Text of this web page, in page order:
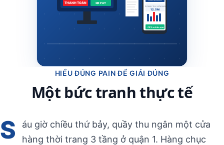
THANH TOÁN QR PAY
DOANH THU HÔM NAY
12.5M
+18% vs hôm qua
HIỂU ĐÚNG PAIN ĐỂ GIẢI ĐÚNG
Một bức tranh thực tế
S
áu giờ chiều thứ bảy, quầy thu ngân một cửa
hàng thời trang 3 tầng ở quận 1. Hàng chục